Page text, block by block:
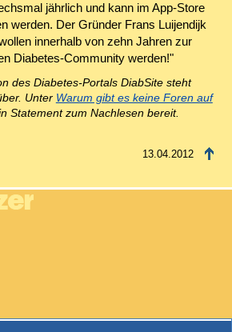
jährlich und kann im App-Store
werden. Der Gründer Frans Luijendijk
innerhalb von zehn Jahren zur
Diabetes-Community werden!"
des Diabetes-Portals DiabSite steht
Unter Warum gibt es keine Foren auf
Statement zum Nachlesen bereit.
13.04.2012